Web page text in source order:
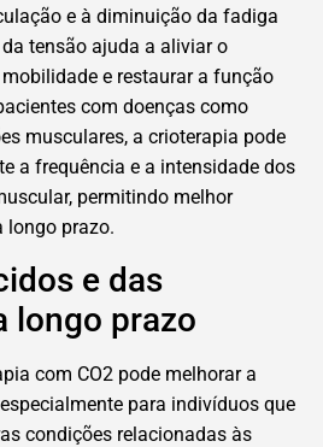
e à diminuição da fadiga
tensão ajuda a aliviar o
e restaurar a função
com doenças como
musculares, a crioterapia pode
a frequência e a intensidade dos
permitindo melhor
longo prazo.
e das
longo prazo
com CO2 pode melhorar a
para indivíduos que
condições relacionadas às